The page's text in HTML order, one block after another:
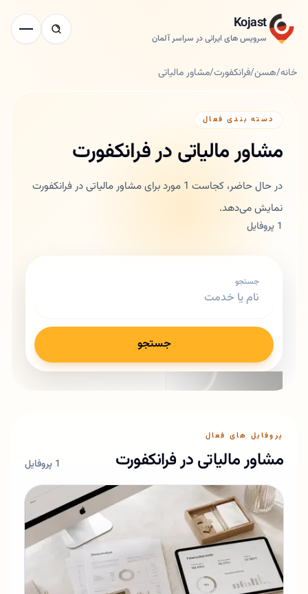
Kojast
سرویس های ایرانی در سراسر آلمان
خانه/هسن/فرانکفورت/مشاور مالیاتی
دسته بندی فعال
مشاور مالیاتی در فرانکفورت
در حال حاضر، کجاست 1 مورد برای مشاور مالیاتی در فرانکفورت
نمایش می‌دهد.
1 پروفایل
جستجو
جستجو
پروفایل های فعال
مشاور مالیاتی در فرانکفورت 1 پروفایل